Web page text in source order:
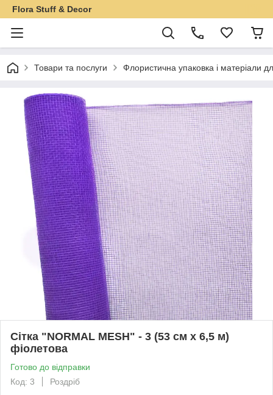
Flora Stuff & Decor
Товари та послуги Флористична упаковка і матеріали
Сітка "NORMAL MESH" - 3 (53 см х 6,5 м)
фіолетова
Готово до відправки
Код: 3
Роздріб